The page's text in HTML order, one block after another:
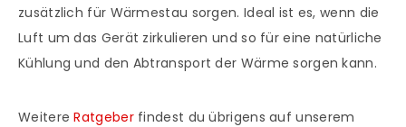
zusätzlich für Wärmestau sorgen. Ideal ist es, wenn die
Luft um das Gerät zirkulieren und so für eine natürliche
Kühlung und den Abtransport der Wärme sorgen kann.
WeitereRatgeber findest du übrigens auf unserem